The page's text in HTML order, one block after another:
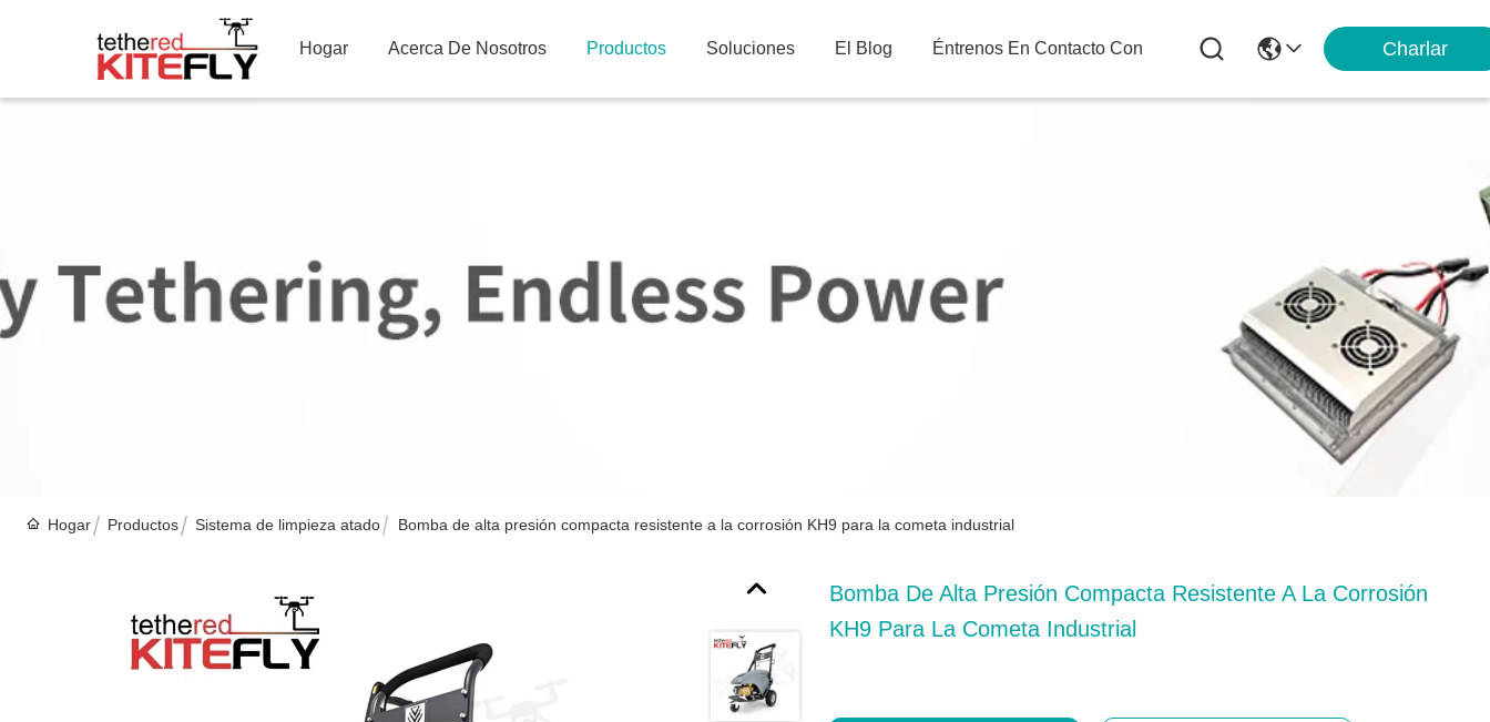
Hogar Acerca De Nosotros Productos Soluciones El Blog Éntrenos En Contacto Con Charlar
Hogar Productos Sistema de limpieza atado Bomba de alta presión compacta resistente a la corrosión KH9 para la cometa industrial
Bomba De Alta Presión Compacta Resistente A La Corrosión
KH9 Para La Cometa Industrial